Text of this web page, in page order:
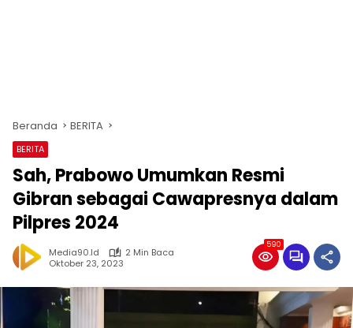
Beranda BERITA
BERITA
Sah, Prabowo Umumkan Resmi
Gibran sebagai Cawapresnya dalam
Pilpres 2024
Media90.id
2 Min Baca
Oktober 23, 2023
590